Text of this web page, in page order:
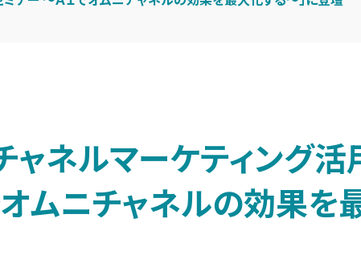
ャネルマーケティング活
ムニチャネルの効果を